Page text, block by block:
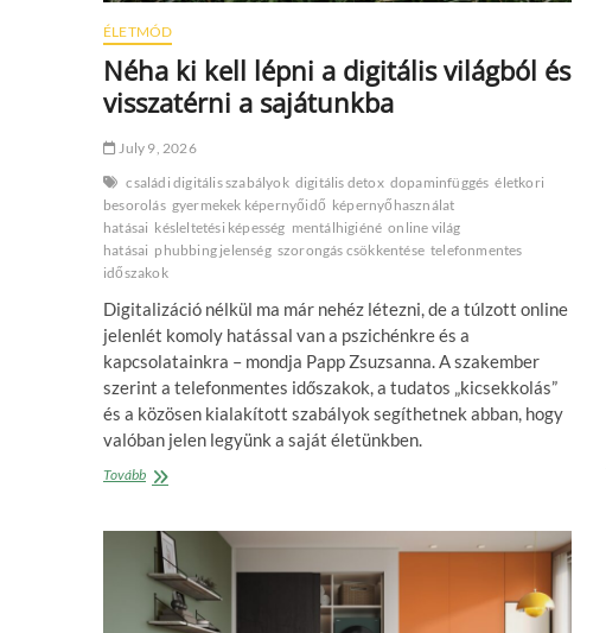
ÉLETMÓD
Néha ki kell lépni a digitális világból és
visszatérni a sajátunkba
July 9, 2026
családi digitális szabályok digitális detox dopaminfüggés életkori
besorolás gyermekek képernyőidő képernyőhasználat
hatásai késleltetési képesség mentálhigiéné online világ
hatásai phubbing jelenség szorongás csökkentése telefonmentes
időszakok
Digitalizáció nélkül ma már nehéz létezni, de a túlzott online
jelenlét komoly hatással van a pszichénkre és a
kapcsolatainkra – mondja Papp Zsuzsanna. A szakember
szerint a telefonmentes időszakok, a tudatos „kicsekkolás”
és a közösen kialakított szabályok segíthetnek abban, hogy
valóban jelen legyünk a saját életünkben.
TovábbNéha
lépni
digitális
világból
és